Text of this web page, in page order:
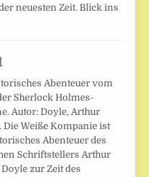
neuesten Zeit. Blick ins
Abenteuer vom
Sherlock Holmes-
Autor: Doyle, Arthur
Die Weiße Kompanie ist
Abenteuer des
Schriftstellers Arthur
zur Zeit des